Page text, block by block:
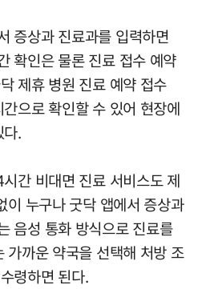
증상과 진료과를 입력하면
확인은 물론 진료 접수 예약
제휴 병원 진료 예약 접수
으로 확인할 수 있어 현장에
.
간 비대면 진료 서비스도 제
이 누구나 굿닥 앱에서 증상과
음성 통화 방식으로 진료를
가까운 약국을 선택해 처방 조
령하면 된다.